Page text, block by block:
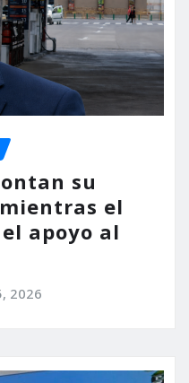
su
el
apoyo al
2026